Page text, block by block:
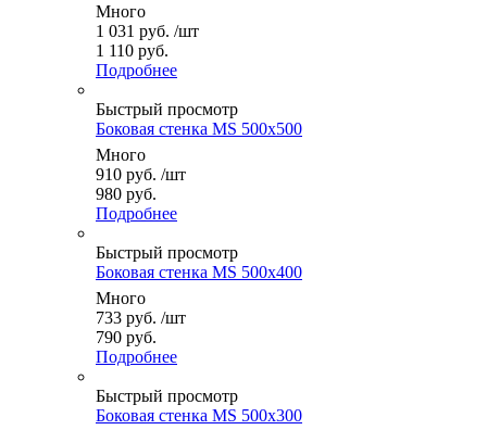
Много
1 031 руб. /шт
1 110 руб.
Подробнее
Быстрый просмотр
Боковая стенка MS 500x500
Много
910 руб. /шт
980 руб.
Подробнее
Быстрый просмотр
Боковая стенка MS 500x400
Много
733 руб. /шт
790 руб.
Подробнее
Быстрый просмотр
Боковая стенка MS 500x300